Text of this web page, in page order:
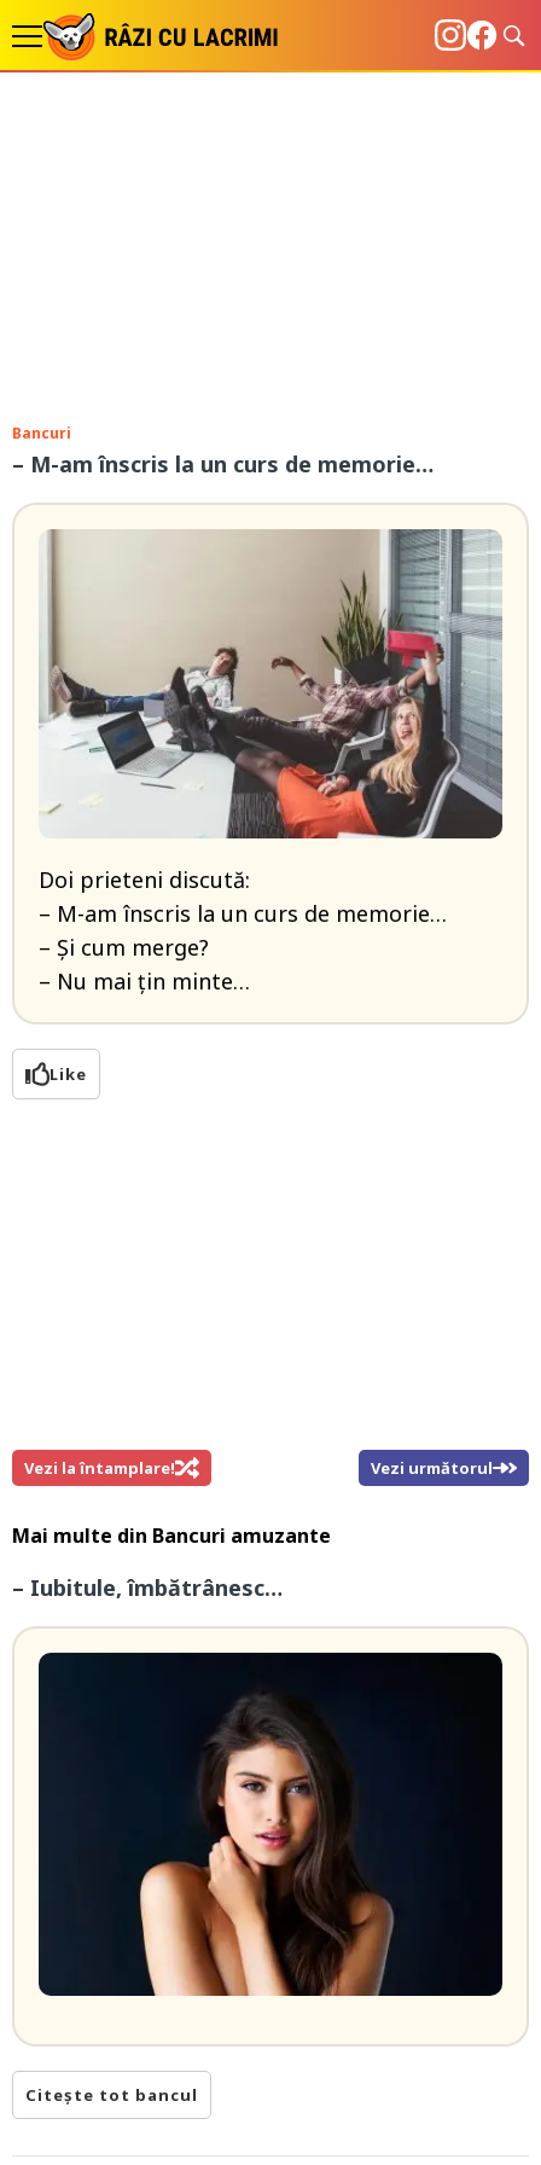
Bancuri
– M-am înscris la un curs de memorie…
Doi prieteni discută:
– M-am înscris la un curs de memorie…
– Și cum merge?
– Nu mai țin minte…
Like
Vezi la întamplare! Vezi următorul
Mai multe din Bancuri amuzante
– Iubitule, îmbătrânesc…
Citește tot bancul